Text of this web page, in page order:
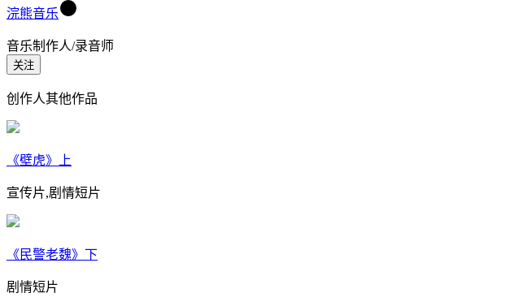
浣熊音乐
音乐制作人/录音师
关注
创作人其他作品
《壁虎》上
宣传片,剧情短片
《民警老魏》下
剧情短片